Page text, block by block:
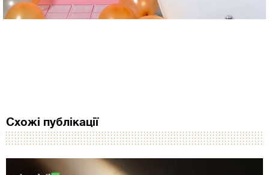
Схожі публікації